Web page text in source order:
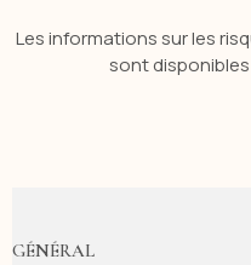
Les informations sur les
sont
GÉNÉRAL